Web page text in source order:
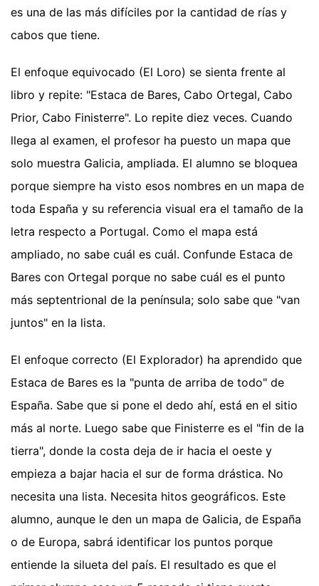
es una de las más difíciles por la cantidad de rías y
cabos que tiene.
El enfoque equivocado (El Loro) se sienta frente al
libro y repite: "Estaca de Bares, Cabo Ortegal, Cabo
Prior, Cabo Finisterre". Lo repite diez veces. Cuando
llega al examen, el profesor ha puesto un mapa que
solo muestra Galicia, ampliada. El alumno se bloquea
porque siempre ha visto esos nombres en un mapa de
toda España y su referencia visual era el tamaño de la
letra respecto a Portugal. Como el mapa está
ampliado, no sabe cuál es cuál. Confunde Estaca de
Bares con Ortegal porque no sabe cuál es el punto
más septentrional de la península; solo sabe que "van
juntos" en la lista.
El enfoque correcto (El Explorador) ha aprendido que
Estaca de Bares es la "punta de arriba de todo" de
España. Sabe que si pone el dedo ahí, está en el sitio
más al norte. Luego sabe que Finisterre es el "fin de la
tierra", donde la costa deja de ir hacia el oeste y
empieza a bajar hacia el sur de forma drástica. No
necesita una lista. Necesita hitos geográficos. Este
alumno, aunque le den un mapa de Galicia, de España
o de Europa, sabrá identificar los puntos porque
entiende la silueta del país. El resultado es que el